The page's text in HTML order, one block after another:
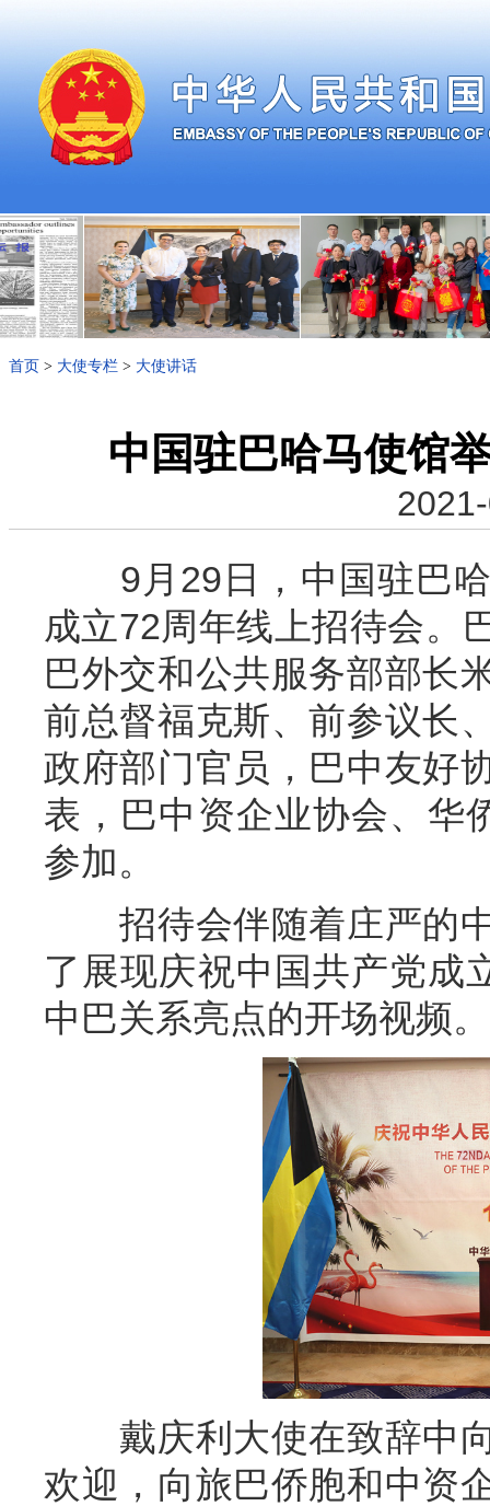
首页 > 大使专栏 > 大使讲话
中国驻巴哈马使馆
9月29日，中国驻巴哈
成立72周年线上招待会。
巴外交和公共服务部部长
前总督福克斯、前参议长
政府部门官员，巴中友好
表，巴中资企业协会、华
参加。
招待会伴随着庄严的中
了展现庆祝中国共产党成
中巴关系亮点的开场视频。
戴庆利大使在致辞中向
欢迎，向旅巴侨胞和中资